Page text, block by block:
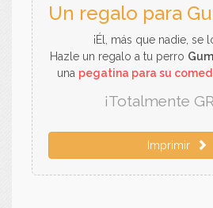
Un regalo para
¡Él, más que nadie, se
Hazle un regalo a tu perro
una pegatina para su
¡Totalmente
Imprimir